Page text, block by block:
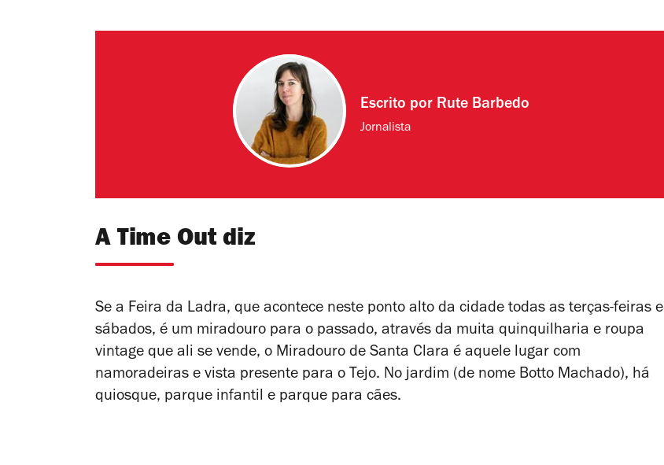
Escrito por Rute Barbedo
Jornalista
A Time Out diz
Se a Feira da Ladra, que acontece neste ponto alto da cidade todas as terças-feiras e
sábados, é um miradouro para o passado, através da muita quinquilharia e roupa
vintage que ali se vende, o Miradouro de Santa Clara é aquele lugar com
namoradeiras e vista presente para o Tejo. No jardim (de nome Botto Machado), há
quiosque, parque infantil e parque para cães.